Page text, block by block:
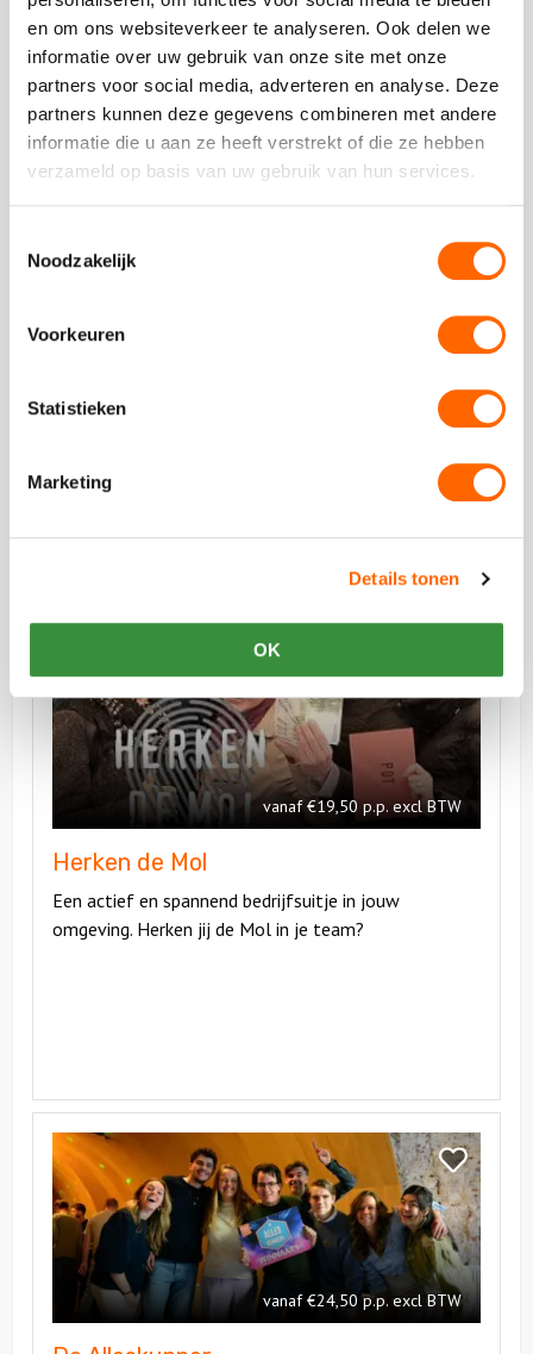
en om ons websiteverkeer te analyseren. Ook delen we
informatie over uw gebruik van onze site met onze
partners voor social media, adverteren en analyse. Deze
partners kunnen deze gegevens combineren met andere
informatie die u aan ze heeft verstrekt of die ze hebben
verzameld op basis van uw gebruik van hun services.
Noodzakelijk
Voorkeuren
Statistieken
Marketing
Details tonen
OK
Vorige
L''Oréal Nederland BV
Beach zeskamp
Wat een service vooraf en op de dag zelf. Nadieh
en team dank voor de superdag!
Deze
als
4.5
L''Oréal Nederland BV
Plaats een review Bekijk alle reviews
Herken
de
Mol
vanaf €19,50 p.p. excl BTW
Herken de Mol
Een actief en spannend bedrijfsuitje in jouw
omgeving. Herken jij de Mol in je team?
Mol
Bekijk
De
Alleskunner
vanaf €24,50 p.p. excl BTW
Bekijk
De
Alleskunner